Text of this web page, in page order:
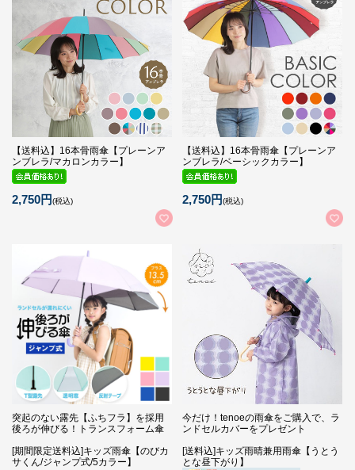
【送料込】16本骨雨傘【プレーンア
ンブレラ/マカロンカラー】
2,750円(税込)
【送料込】16本骨雨傘【プレーンア
ンブレラ/ベーシックカラー】
2,750円(税込)
突起のない露先【ふちフラ】を採用
後ろが伸びる！トランスフォーム傘
[期間限定送料込]キッズ雨傘【のびカ
サくん/ジャンプ式/5カラー】
今だけ！tenoeの雨傘をご購入で、ラ
ンドセルカバーをプレゼント
[送料込]キッズ雨晴兼用雨傘【うとう
とな昼下がり】